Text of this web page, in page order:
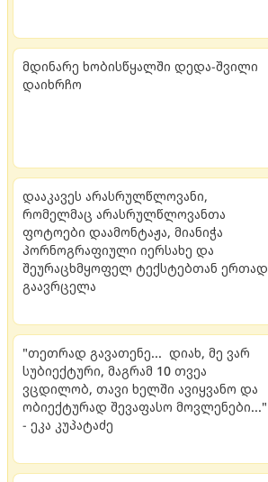
მდი­ნა­რე ხო­ბის­წყალ­ში დედა-შვი­ლი
და­იხ­რჩო
დააკავეს არასრულწლოვანი,
რომელმაც არასრულწლოვანთა
ფოტოები დაამონტაჟა, მიანიჭა
პორნოგრაფიული იერსახე და
შეურაცხმყოფელ ტექსტებთან ერთად
გაავრცელა
"თეთრად გავათენე... დიახ, მე ვარ
სუბიექტური, მაგრამ 10 თვეა
ვცდილობ, თავი ხელში ავიყვანო და
ობიექტურად შევაფასო მოვლენები..."
- ეკა კუპატაძე